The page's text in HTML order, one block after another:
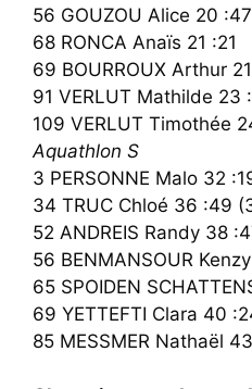
56 GOUZOU Alice 20 :47
68 RONCA Anaïs 21 :21
69 BOURROUX Arthur
91 VERLUT Mathilde 23
109 VERLUT Timothée
Aquathlon S
3 PERSONNE Malo 32
34 TRUC Chloé 36 :49
52 ANDREIS Randy 38
56 BENMANSOUR
65 SPOIDEN
69 YETTEFTI Clara 40
85 MESSMER Nathaël